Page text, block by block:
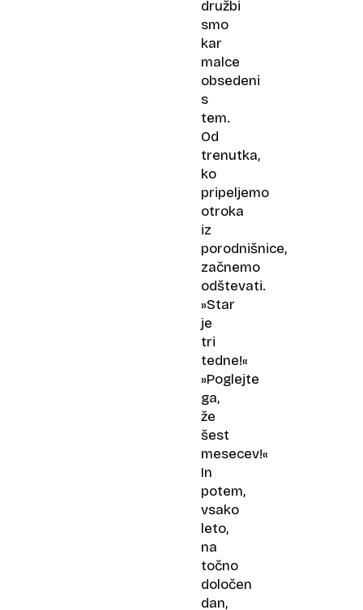
družbi
smo
kar
malce
obsedeni
s
tem.
Od
trenutka,
ko
pripeljemo
otroka
iz
porodnišnice,
začnemo
odštevati.
»Star
je
tri
tedne!«
»Poglejte
ga,
že
šest
mesecev!«
In
potem,
vsako
leto,
na
točno
določen
dan,